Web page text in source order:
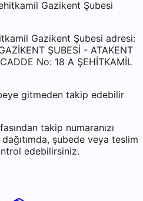
Gazikent Şubesi
Gazikent Şubesi adresi:
ŞUBESİ - ATAKENT
No: 18 A ŞEHİTKAMİL
gitmeden takip edebilir
takip numaranızı
şubede veya teslim
edebilirsiniz.